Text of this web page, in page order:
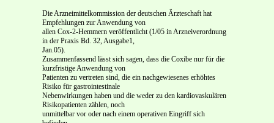
Die Arzneimittelkommission der deutschen Ärzteschaft hat
Empfehlungen zur Anwendung von
allen Cox-2-Hemmern veröffentlicht (1/05 in Arzneiverordnung
in der Praxis Bd. 32, Ausgabe1,
Jan.05).
Zusammenfassend lässt sich sagen, dass die Coxibe nur für die
kurzfristige Anwendung von
Patienten zu vertreten sind, die ein nachgewiesenes erhöhtes
Risiko für gastrointestinale
Nebenwirkungen haben und die weder zu den kardiovaskulären
Risikopatienten zählen, noch
unmittelbar vor oder nach einem operativen Eingriff sich